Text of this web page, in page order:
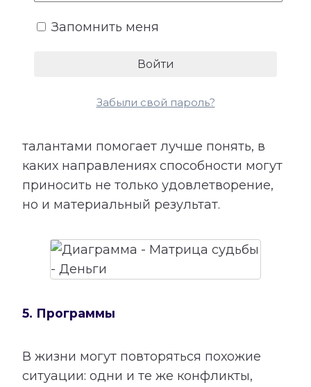
деятельности, качества, необходимые
лишних расходов, внутренние
более устойчивого денежного потока.
талантами помогает лучше понять, в
каких направлениях способности могут
приносить не только удовлетворение,
но и материальный результат.
5. Программы
В жизни могут повторяться похожие
ситуации: одни и те же конфликты,
Запомнить меня
Забыли свой пароль?